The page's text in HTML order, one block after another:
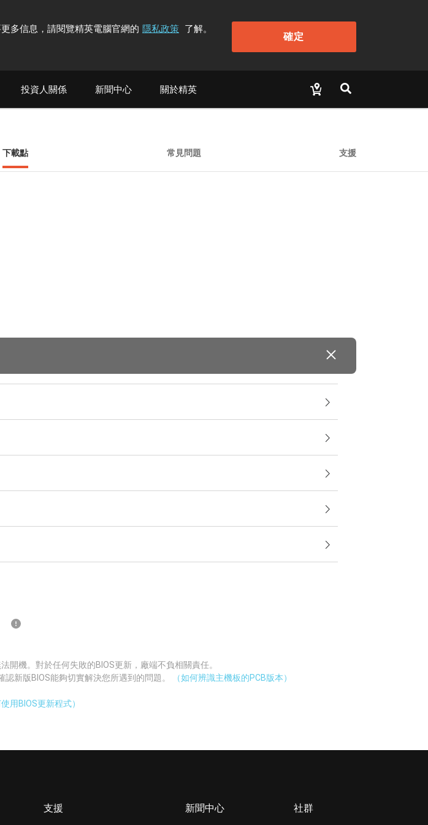
多信息，請閱覽精英電腦官網的 隱私政策 了解。
確定
投資人關係 新聞中心 關於精英
下載點 常見問題 支援
開機。對於任何失敗的BIOS更新，廠端不負相關責任。
新版BIOS能夠切實解決您所遇到的問題。
（如何辨識主機板的PCB版本）
使用BIOS更新程式）
支援 新聞中心 社群